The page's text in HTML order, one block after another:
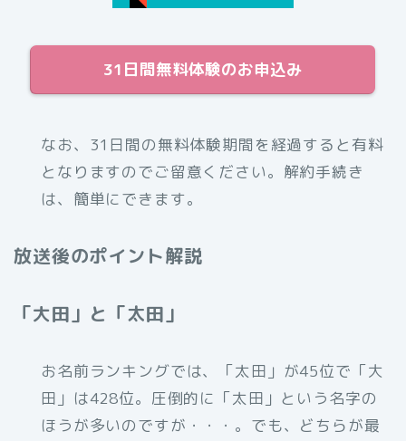
31日間無料体験のお申込み
なお、31日間の無料体験期間を経過すると有料
となりますのでご留意ください。解約手続き
は、簡単にできます。
放送後のポイント解説
「大田」と「太田」
お名前ランキングでは、「太田」が45位で「大
田」は428位。圧倒的に「太田」という名字の
ほうが多いのですが・・・。でも、どちらが最